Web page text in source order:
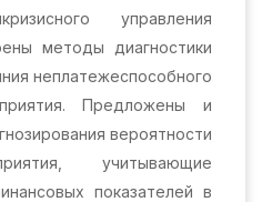
управления
методы диагностики
неплатежеспособного
Предложены и
вероятности
учитывающие
показателей в